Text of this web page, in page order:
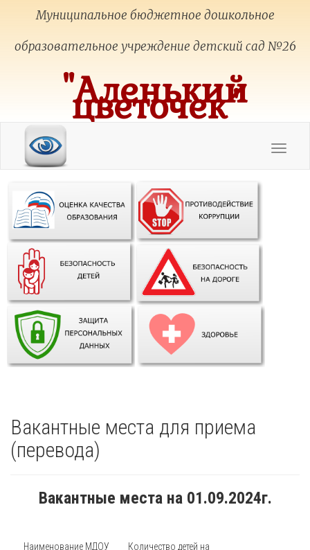
Муниципальное бюджетное дошкольное
образовательное учреждение детский сад №26
"Аленький
цветочек"
Toggle
Вакантные места для приема
(перевода)
Вакантные места на 01.09.2024г.
Наименование МДОУ
Количество детей на